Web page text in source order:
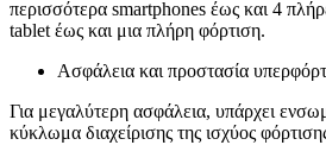
περισσότερα smartphones έως και 4
tablet έως και μια πλήρη φόρτιση.
Ασφάλεια και προστασία
Για μεγαλύτερη ασφάλεια, υπάρχει
κύκλωμα διαχείρισης της ισχύος